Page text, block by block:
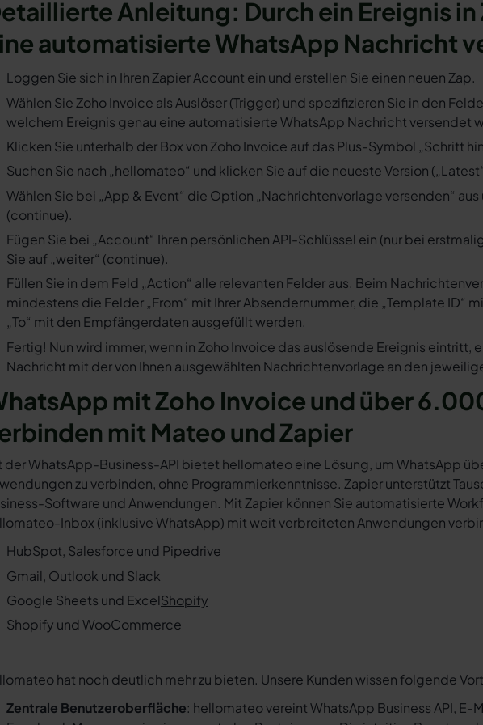
Anleitung: Durch ein Ereignis
automatisierte WhatsApp Nachricht
Loggen Sie sich in Ihren Zapier Account ein und erstellen Sie einen neuen Zap.
Wählen Sie Zoho Invoice als Auslöser (Trigger) und spezifizieren Sie in den
welchem Ereignis genau eine automatisierte WhatsApp Nachricht versendet
Klicken Sie unterhalb der Box von Zoho Invoice auf das Plus-Symbol „Schritt
Suchen Sie nach „hellomateo“ und klicken Sie auf die neueste Version
Wählen Sie bei „App & Event“ die Option „Nachrichtenvorlage versenden“
(continue).
Fügen Sie bei „Account“ Ihren persönlichen API-Schlüssel ein (nur bei
Sie auf „weiter“ (continue).
Füllen Sie in dem Feld „Action“ alle relevanten Felder aus. Beim
mindestens die Felder „From“ mit Ihrer Absendernummer, die „Template ID“
„To“ mit den Empfängerdaten ausgefüllt werden.
Fertig! Nun wird immer, wenn in Zoho Invoice das auslösende Ereignis eintritt,
Nachricht mit der von Ihnen ausgewählten Nachrichtenvorlage an den
mit Zoho Invoice und über
mit Mateo und Zapier
der WhatsApp-Business-API bietet hellomateo eine Lösung, um WhatsApp
zu verbinden, ohne Programmierkenntnisse. Zapier unterstützt
Software und Anwendungen. Mit Zapier können Sie automatisierte
Inbox (inklusive WhatsApp) mit weit verbreiteten Anwendungen
HubSpot, Salesforce und Pipedrive
Gmail, Outlook und Slack
Google Sheets und ExcelShopify
Shopify und WooCommerce
hat noch deutlich mehr zu bieten. Unsere Kunden wissen folgende
Zentrale Benutzeroberfläche: hellomateo vereint WhatsApp Business API, E-